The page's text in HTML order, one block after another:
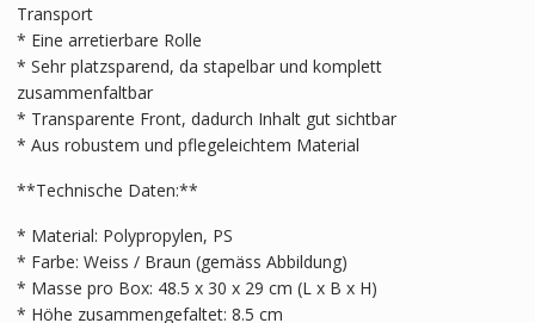
Transport
* Eine arretierbare Rolle
* Sehr platzsparend, da stapelbar und komplett
zusammenfaltbar
* Transparente Front, dadurch Inhalt gut sichtbar
* Aus robustem und pflegeleichtem Material
**Technische Daten:**
* Material: Polypropylen, PS
* Farbe: Weiss / Braun (gemäss Abbildung)
* Masse pro Box: 48.5 x 30 x 29 cm (L x B x H)
* Höhe zusammengefaltet: 8.5 cm